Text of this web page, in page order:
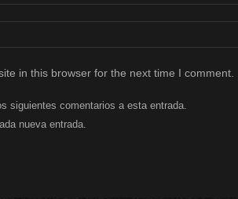
in this browser for the next time I comment.
siguientes comentarios a esta entrada.
nueva entrada.